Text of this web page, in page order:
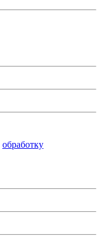
обработку